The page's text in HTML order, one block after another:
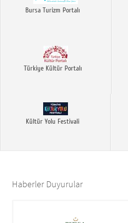
Bursa Turizm Portalı
Türkiye Kültür Portalı
Kültür Yolu Festivali
Haberler Duyurular